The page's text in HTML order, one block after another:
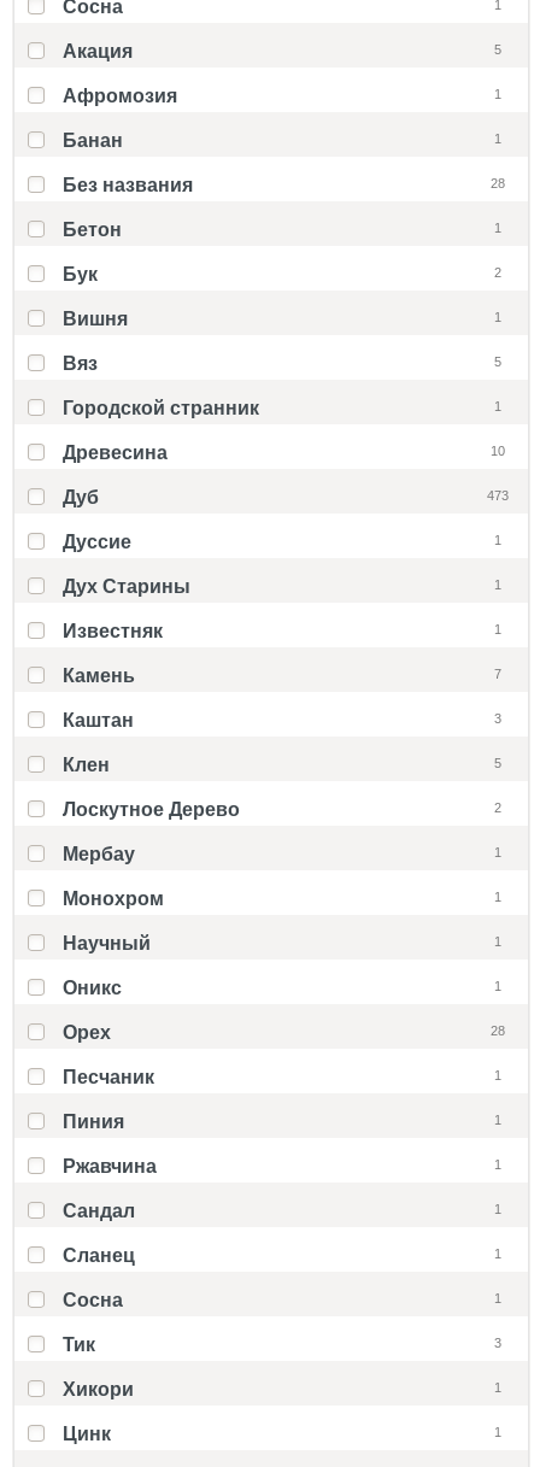
Cосна 1
Акация 5
Афромозия 1
Банан 1
Без названия 28
Бетон 1
Бук 2
Вишня 1
Вяз 5
Городской странник 1
Древесина 10
Дуб 473
Дуссие 1
Дух Старины 1
Известняк 1
Камень 7
Каштан 3
Клен 5
Лоскутное Дерево 2
Мербау 1
Монохром 1
Научный 1
Оникс 1
Орех 28
Песчаник 1
Пиния 1
Ржавчина 1
Сандал 1
Сланец 1
Сосна 1
Тик 3
Хикори 1
Цинк 1